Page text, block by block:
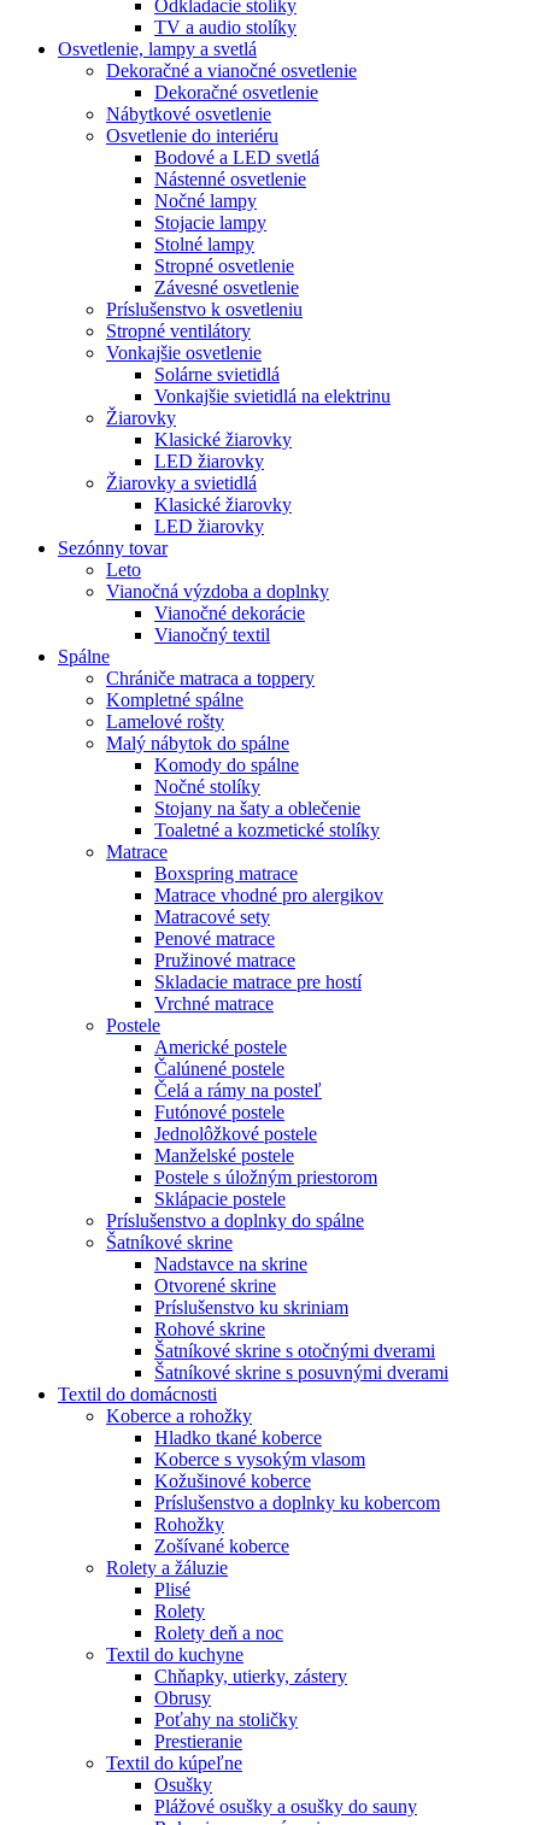
Odkladacie stolíky
TV a audio stolíky
Osvetlenie, lampy a svetlá
Dekoračné a vianočné osvetlenie
Dekoračné osvetlenie
Nábytkové osvetlenie
Osvetlenie do interiéru
Bodové a LED svetlá
Nástenné osvetlenie
Nočné lampy
Stojacie lampy
Stolné lampy
Stropné osvetlenie
Závesné osvetlenie
Príslušenstvo k osvetleniu
Stropné ventilátory
Vonkajšie osvetlenie
Solárne svietidlá
Vonkajšie svietidlá na elektrinu
Žiarovky
Klasické žiarovky
LED žiarovky
Žiarovky a svietidlá
Klasické žiarovky
LED žiarovky
Sezónny tovar
Leto
Vianočná výzdoba a doplnky
Vianočné dekorácie
Vianočný textil
Spálne
Chrániče matraca a toppery
Kompletné spálne
Lamelové rošty
Malý nábytok do spálne
Komody do spálne
Nočné stolíky
Stojany na šaty a oblečenie
Toaletné a kozmetické stolíky
Matrace
Boxspring matrace
Matrace vhodné pro alergikov
Matracové sety
Penové matrace
Pružinové matrace
Skladacie matrace pre hostí
Vrchné matrace
Postele
Americké postele
Čalúnené postele
Čelá a rámy na posteľ
Futónové postele
Jednolôžkové postele
Manželské postele
Postele s úložným priestorom
Sklápacie postele
Príslušenstvo a doplnky do spálne
Šatníkové skrine
Nadstavce na skrine
Otvorené skrine
Príslušenstvo ku skriniam
Rohové skrine
Šatníkové skrine s otočnými dverami
Šatníkové skrine s posuvnými dverami
Textil do domácnosti
Koberce a rohožky
Hladko tkané koberce
Koberce s vysokým vlasom
Kožušinové koberce
Príslušenstvo a doplnky ku kobercom
Rohožky
Zošívané koberce
Rolety a žáluzie
Plisé
Rolety
Rolety deň a noc
Textil do kuchyne
Chňapky, utierky, zástery
Obrusy
Poťahy na stoličky
Prestieranie
Textil do kúpeľne
Osušky
Plážové osušky a osušky do sauny